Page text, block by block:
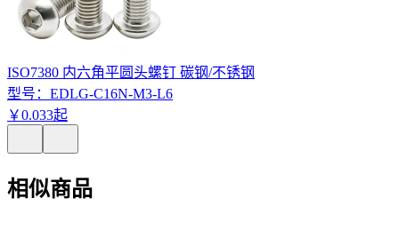
ISO7380 内六角平圆头螺钉 碳钢/不锈钢
型号： EDLG-C16N-M3-L6
￥0.033起
相似商品